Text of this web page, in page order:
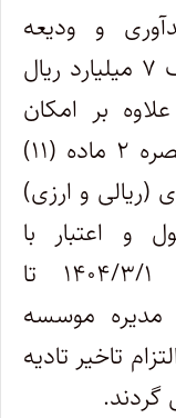
و ودیعه
مسکن و سایر تسهیلات تا سقف ۷ میلیارد ریال
بر امکان
استفاده از مساعدت موضوع تبصره ۲ ماده (۱۱)
(ریالی و ارزی)
پول و اعتبار با
(اصلاحات بعدی)، از مورخ ۱۴۰۴/۳/۱ تا
مدیره موسسه
تاخیر تادیه